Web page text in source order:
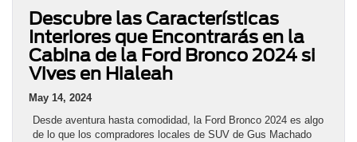
Descubre las Características
Interiores que Encontrarás en la
Cabina de la Ford Bronco 2024 si
Vives en Hialeah
May 14, 2024
Desde aventura hasta comodidad, la Ford Bronco 2024 es algo
de lo que los compradores locales de SUV de Gus Machado